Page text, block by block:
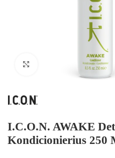
Spustelėkite norėdami
I.C.O.N. AWAKE
Kondicionierius 250